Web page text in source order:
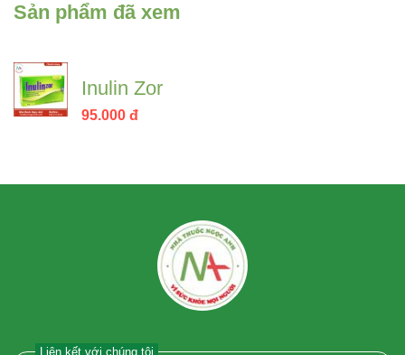
Sản phẩm đã xem
Inulin Zor
95.000 đ
Liên kết với chúng tôi